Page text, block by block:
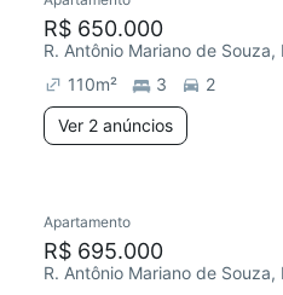
R$ 650.000
R. Antônio Mariano de Souza,
110m² 3
2
Ver 2 anúncios
Apartamento
R$ 695.000
R. Antônio Mariano de Souza,